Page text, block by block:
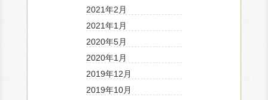
2021年2月
2021年1月
2020年5月
2020年1月
2019年12月
2019年10月